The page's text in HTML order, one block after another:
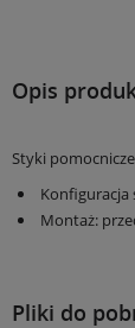
Opis
Styki
Konfiguracja
Montaż:
Pliki do